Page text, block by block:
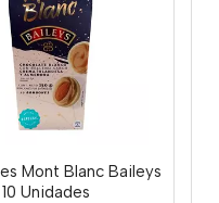
Mont Blanc Baileys
10 Unidades